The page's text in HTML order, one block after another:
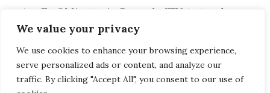
We value your privacy
We use cookies to enhance your browsing experience,
serve personalized ads or content, and analyze our
traffic. By clicking "Accept All", you consent to our use of
¿Es Obligatorio Pasar la ITV Antes de
Vender un Coche de Segunda Mano?
¿Cómo Saber Si un Coche de Segunda
Mano Tiene Multas Pendientes?